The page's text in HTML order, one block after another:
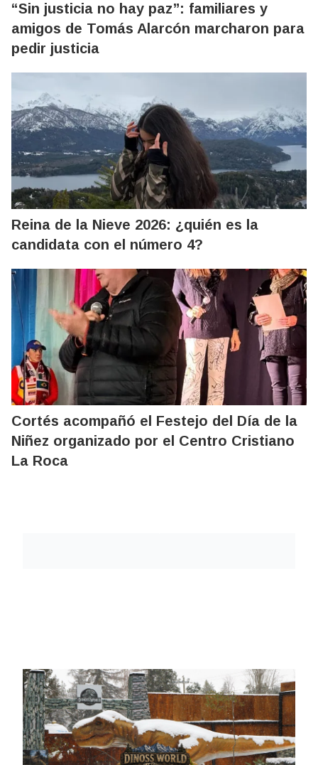
“Sin justicia no hay paz”: familiares y
amigos de Tomás Alarcón marcharon para
pedir justicia
Reina de la Nieve 2026: ¿quién es la
candidata con el número 4?
Cortés acompañó el Festejo del Día de la
Niñez organizado por el Centro Cristiano
La Roca